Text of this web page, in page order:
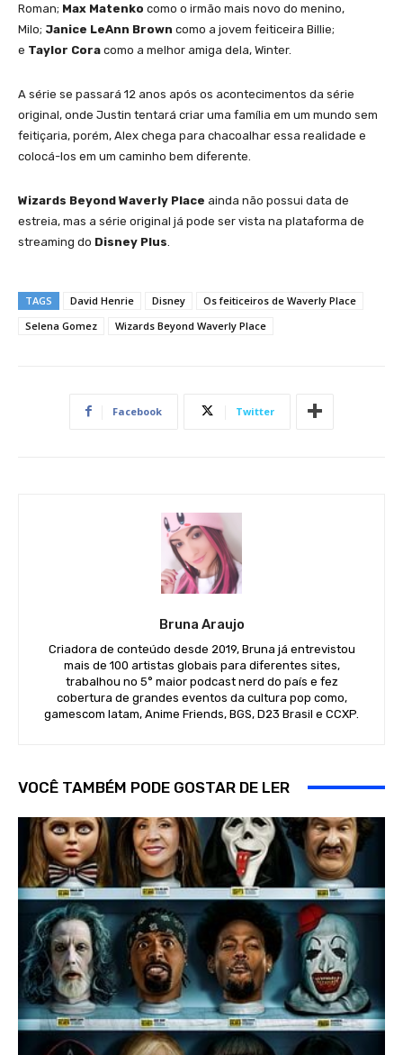
Roman; Max Matenko como o irmão mais novo do menino,
Milo; Janice LeAnn Brown como a jovem feiticeira Billie;
e Taylor Cora como a melhor amiga dela, Winter.
A série se passará 12 anos após os acontecimentos da série
original, onde Justin tentará criar uma família em um mundo sem
feitiçaria, porém, Alex chega para chacoalhar essa realidade e
colocá-los em um caminho bem diferente.
Wizards Beyond Waverly Place ainda não possui data de
estreia, mas a série original já pode ser vista na plataforma de
streaming do Disney Plus
TAGS David Henrie Disney
Os feiticeiros de Waverly Place
Selena Gomez
Wizards Beyond Waverly Place
Facebook Twitter
Bruna Araujo
Criadora de conteúdo desde 2019, Bruna já entrevistou
mais de 100 artistas globais para diferentes sites,
trabalhou no 5° maior podcast nerd do país e fez
cobertura de grandes eventos da cultura pop como,
gamescom latam, Anime Friends, BGS, D23 Brasil e CCXP.
VOCÊ TAMBÉM PODE GOSTAR DE LER